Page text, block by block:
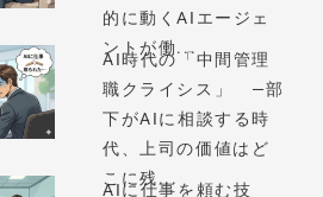
的に動くAIエージェ
ントが働...
AI時代の「中間管理
職クライシス」 —部
下がAIに相談する時
代、上司の価値はど
こに残...
AIに仕事を頼む技